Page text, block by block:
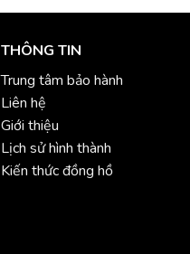
THÔNG TIN
Trung tâm bảo hành
Liên hệ
Giới thiệu
Lịch sử hình thành
Kiến thức đồng hồ